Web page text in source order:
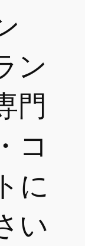
ン
門
コ
に
い